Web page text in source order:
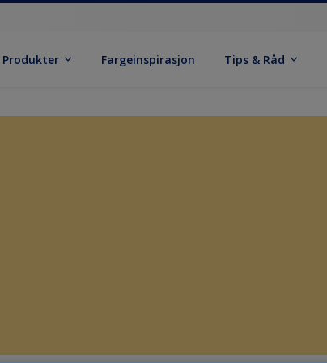
Produkter Fargeinspirasjon Tips & Råd